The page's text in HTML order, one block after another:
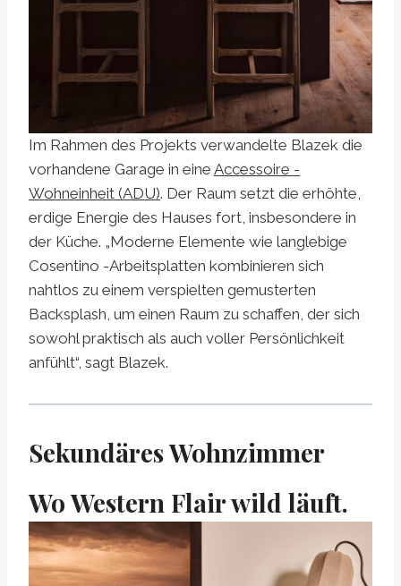
Im Rahmen des Projekts verwandelte Blazek die
vorhandene Garage in eine Accessoire -
Wohneinheit (ADU). Der Raum setzt die erhöhte,
erdige Energie des Hauses fort, insbesondere in
der Küche. „Moderne Elemente wie langlebige
Cosentino -Arbeitsplatten kombinieren sich
nahtlos zu einem verspielten gemusterten
Backsplash, um einen Raum zu schaffen, der sich
sowohl praktisch als auch voller Persönlichkeit
anfühlt“, sagt Blazek.
Sekundäres Wohnzimmer
Wo Western Flair wild läuft.